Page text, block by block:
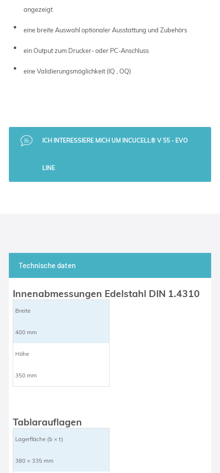
angezeigt
eine breite Auswahl optionaler Ausstattung und Zubehörs
ein Output zum Drucker- oder PC-Anschluss
eine Validierungsmöglichkeit (IQ , OQ)
ICH INTERESSIERE MICH UM INCUCELL® V 55 - EVO
LINE
Technische daten
Innenabmessungen Edelstahl DIN 1.4310
Breite
400 mm
Höhe
350 mm
Tablarauflagen
Lagerfläche (b × t)
380 × 335 mm